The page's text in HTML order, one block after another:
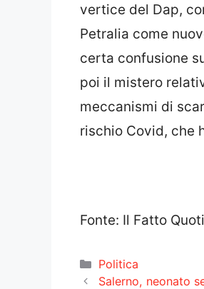
vertice del Dap,
Petralia come
certa confusione
poi il mistero
meccanismi di
rischio Covid, che
Fonte: Il Fatto
Categorie
Politica
Salerno, neonato